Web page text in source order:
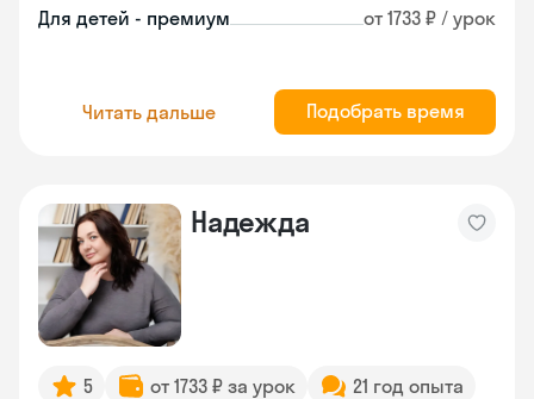
Для детей - премиум от 1733 ₽ / урок
Читать дальше Подобрать время
Надежда
5 от 1733 ₽ за урок
21 год опыта